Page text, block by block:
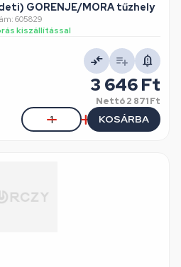
GORENJE/MORA tűzhely
605829
kiszállítással
3 646 Ft
Nettó2 871 Ft
KOSÁRBA